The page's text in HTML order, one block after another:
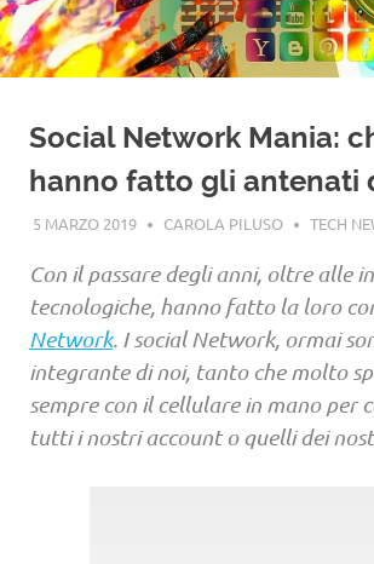
Social Network Mania:
hanno fatto gli antenati
5 MARZO 2019 CAROLA PILUSO TECH
Con il passare degli anni, oltre alle
tecnologiche, hanno fatto la loro
Network. I social Network, ormai
integrante di noi, tanto che molto
sempre con il cellulare in mano per
tutti i nostri account o quelli dei